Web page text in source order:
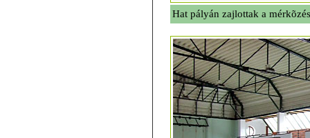
Hat pályán zajlottak a